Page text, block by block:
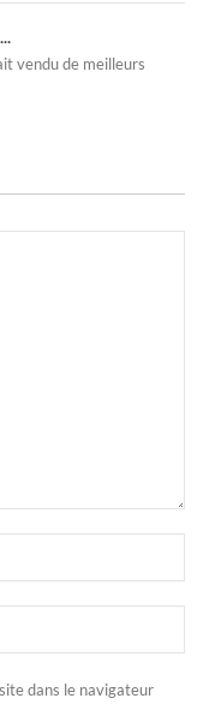
vendu de meilleurs
dans le navigateur